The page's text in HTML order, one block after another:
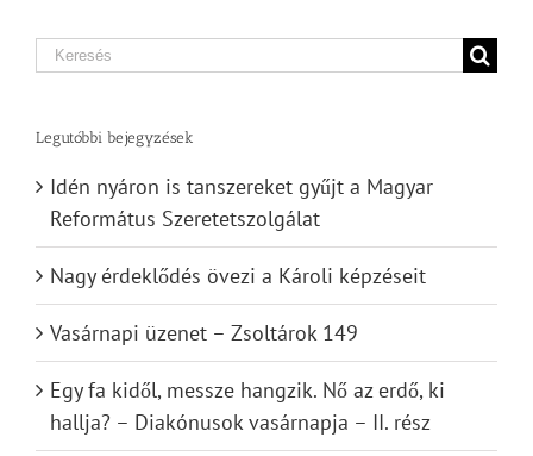
Search
Legutóbbi bejegyzések
Idén nyáron is tanszereket gyűjt a Magyar
Református Szeretetszolgálat
Nagy érdeklődés övezi a Károli képzéseit
Vasárnapi üzenet – Zsoltárok 149
Egy fa kidől, messze hangzik. Nő az erdő, ki
hallja? – Diakónusok vasárnapja – II. rész